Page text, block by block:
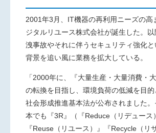
2001年3 月、 IT機器の再利用ニーズの高
ジタルリユース株式会社が誕生した。
洩事故やそれに伴うセキュリティ強化
背景を追い風に業務を拡大している。
「2000年に、『大量生産・大量消費・
の転換を目指し、環境負荷の低減を目
社会形成推進基本法が公布されました。
本でも『3R 』（『Reduce （リデュース
『Reuse （リユース）』『Recycle （リ